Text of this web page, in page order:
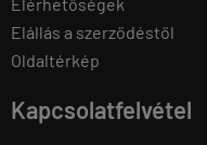
Elállás a szerződéstől
Oldaltérkép
Kapcsolatfelvétel